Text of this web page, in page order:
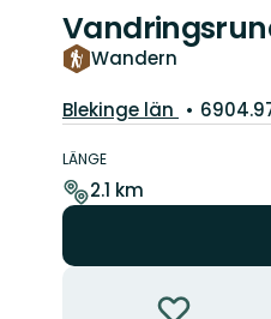
Wandern
Landkreis:
Blekinge län
zum
Weg
LÄNGE
2.1 km